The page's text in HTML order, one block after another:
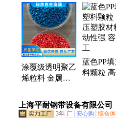
塑料桶、塑料筐、灰色abs
具、树脂瓦、无纺布、聚乙
水管、制作灯罩、注塑颗
塑料配件、电线电缆、环
涂覆级透明聚乙
烯粒料 金属板
轻薄附着力优良
蓝色PP
料颗粒
上海平耐钢带设备有限公司
3年 厂 安心购 综合